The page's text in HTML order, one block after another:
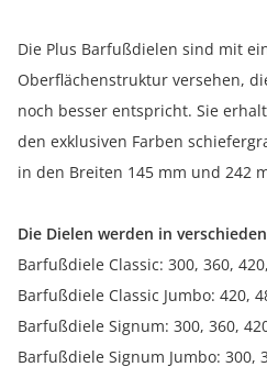
Die Plus Barfußdielen sind mit
Oberflächenstruktur versehen,
noch besser entspricht. Sie
den exklusiven Farben
in den Breiten 145 mm und 242
Die Dielen werden in
Barfußdiele Classic: 300, 360,
Barfußdiele Classic Jumbo: 420,
Barfußdiele Signum: 300, 360,
Barfußdiele Signum Jumbo: 300,